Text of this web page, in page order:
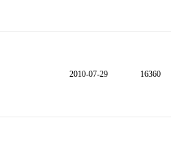
2010-07-29 16360